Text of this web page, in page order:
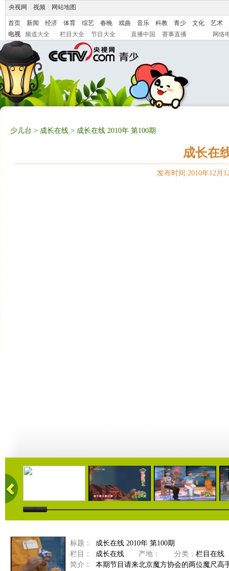
央视网 视频 网站地图
首页 新闻 经济 体育 综艺 春晚 戏曲 音乐 科教 青少 文化
艺术
电视
频道大全 栏目大全 节目大全 直播中国 赛事直播 网络
少儿台 > 成长在线 > 成长在线 2010年 第100期
成长在
发布时间:2010年12月
21:23 24:52 24:19
标题：
成长在线 2010年 第100期
栏目：
成长在线 产地： 分类： 栏目在线
简介：
本期节目请来北京魔方协会的两位魔尺高